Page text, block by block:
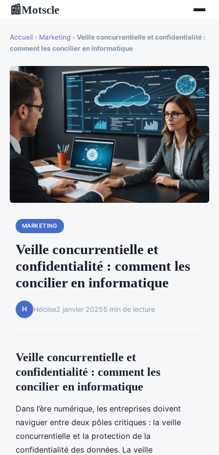
📰Motscle
Accueil › Marketing › Veille concurrentielle et confidentialité :
comment les concilier en informatique
MARKETING
Veille concurrentielle et
confidentialité : comment les
concilier en informatique
H Héloïse2 janvier 20255 min de lecture
Veille concurrentielle et
confidentialité : comment les
concilier en informatique
Dans l’ère numérique, les entreprises doivent
naviguer entre deux pôles critiques : la veille
concurrentielle et la protection de la
confidentialité des données. La veille